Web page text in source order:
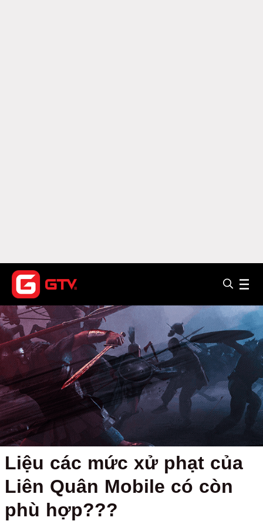
Liệu các mức xử phạt của
Liên Quân Mobile có còn
phù hợp???